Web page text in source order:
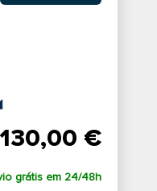
130,00 €
grátis em 24/48h